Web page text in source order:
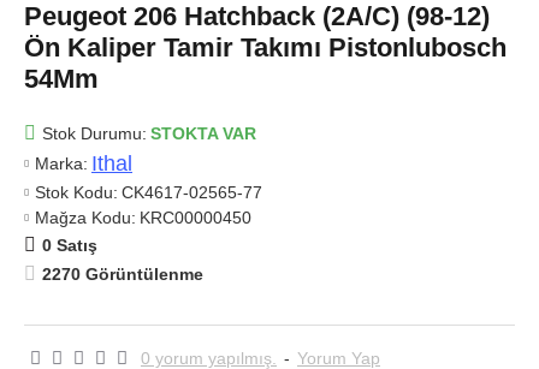
Peugeot 206 Hatchback (2A/C) (98-12)
Ön Kaliper Tamir Takımı Pistonlubosch
54Mm
Stok Durumu: STOKTA VAR
Marka: Ithal
Stok Kodu: CK4617-02565-77
Mağza Kodu: KRC00000450
0 Satış
2270 Görüntülenme
0 yorum yapılmış. - Yorum Yap